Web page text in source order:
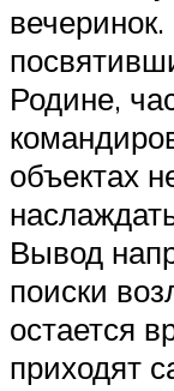
Родине,
объектах
Вывод
поиски
остается
приходят